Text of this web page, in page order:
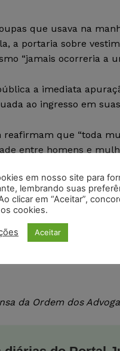
que usava na
a portaria sobre
“jamais ocorreria a
a imediata
ao ingresso em suas
reafirmam que “toda
entre homens e
perigo ou ter seus
da Ordem dos
em nosso site para
lembrando suas
clicar em “Aceitar”,
cookies.
Aceitar